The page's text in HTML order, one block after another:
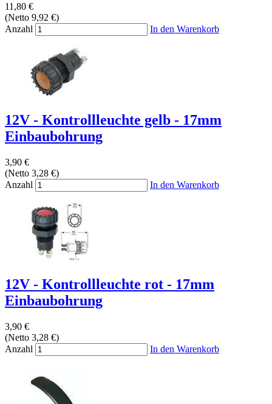
11,80 €
(Netto 9,92 €)
Anzahl
In den Warenkorb
12V - Kontrollleuchte gelb - 17mm
Einbaubohrung
3,90 €
(Netto 3,28 €)
Anzahl
In den Warenkorb
12V - Kontrollleuchte rot - 17mm
Einbaubohrung
3,90 €
(Netto 3,28 €)
Anzahl
In den Warenkorb